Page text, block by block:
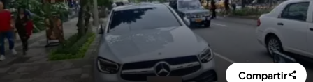
Compartir